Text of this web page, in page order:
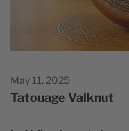
May 11, 2025
Tatouage Valknut